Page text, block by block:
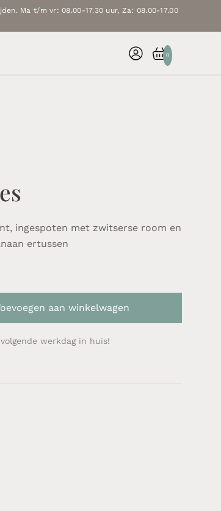
Ma t/m vr: 08.00-17.30 uur, Za: 08.00-17.00
0
ingespoten met zwitserse room en
ertussen
aan winkelwagen
werkdag in huis!